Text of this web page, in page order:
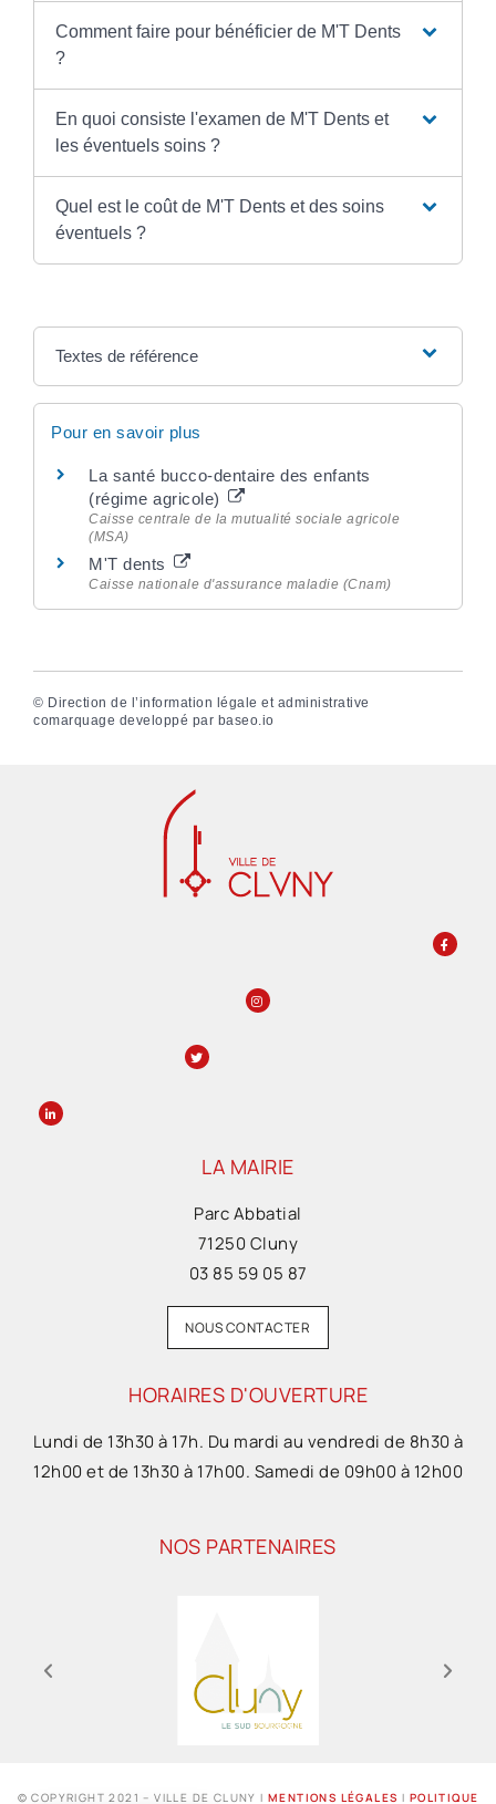
Comment faire pour bénéficier de M'T Dents
?
En quoi consiste l'examen de M'T Dents et
les éventuels soins ?
Quel est le coût de M'T Dents et des soins
éventuels ?
Textes de référence
Pour en savoir plus
La santé bucco-dentaire des enfants
(régime agricole)
Caisse centrale de la mutualité sociale agricole
(MSA)
M'T dents
Caisse nationale d'assurance maladie (Cnam)
© Direction de l’information légale et administrative
comarquage developpé par baseo.io
LA MAIRIE
Parc Abbatial
71250 Cluny
03 85 59 05 87
NOUS CONTACTER
HORAIRES D'OUVERTURE
Lundi de 13h30 à 17h. Du mardi au vendredi de 8h30 à
12h00 et de 13h30 à 17h00. Samedi de 09h00 à 12h00
NOS PARTENAIRES
© COPYRIGHT 2021 – VILLE DE CLUNY IMENTIONS LÉGALES I POLITIQUE